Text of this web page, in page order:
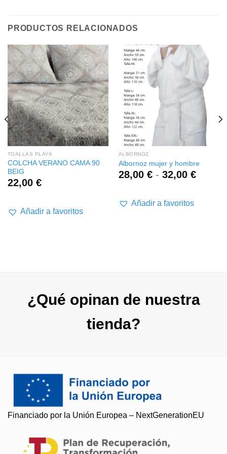
PRODUCTOS RELACIONADOS
TOALLAS PLAYA
COLCHA VERANO CAMA 90
BEIG
22,00 €
Añadir a favoritos
ALBORNOZ
Albornoz mujer y hombre
28,00 € - 32,00 €Rango
Añadir a favoritos
¿Qué opinan de nuestra
tienda?
Financiado por la Unión Europea – NextGenerationEU
Soy Paqui, ¿Te ayudo?
Resuelvo todas tus preguntas